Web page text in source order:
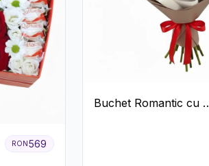
RON569
Buchet Romantic cu 9